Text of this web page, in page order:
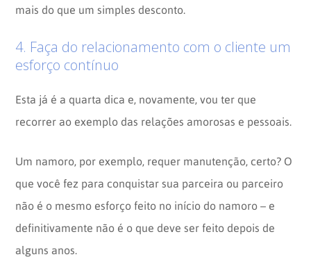
mais do que um simples desconto.
4. Faça do relacionamento com o cliente um
esforço contínuo
Esta já é a quarta dica e, novamente, vou ter que
recorrer ao exemplo das relações amorosas e pessoais.
Um namoro, por exemplo, requer manutenção, certo? O
que você fez para conquistar sua parceira ou parceiro
não é o mesmo esforço feito no início do namoro – e
definitivamente não é o que deve ser feito depois de
alguns anos.